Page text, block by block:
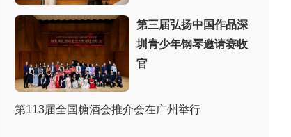
第三届弘扬中国作品深
圳青少年钢琴邀请赛收
官
第113届全国糖酒会推介会在广州举行